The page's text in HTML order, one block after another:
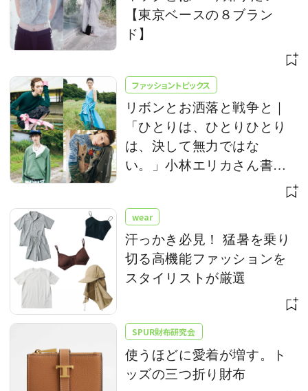
【東京ベースの８ブラン
ド】
ファッショントピックス
リボンとお洒落と戦争と｜
「ひとりは、ひとりひとり
は、決して無力ではな
い。」小林エリカさん書き
wear
汗っかき必見！ 猛暑を乗り
切る高機能ファッションを
スタイリストが厳選
SPUR財布研究会
使うほどに愛着が増す。ト
ッズの三つ折り財布